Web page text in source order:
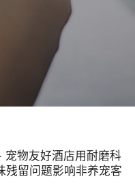
物友好酒店用耐磨科
残留问题影响非养宠客